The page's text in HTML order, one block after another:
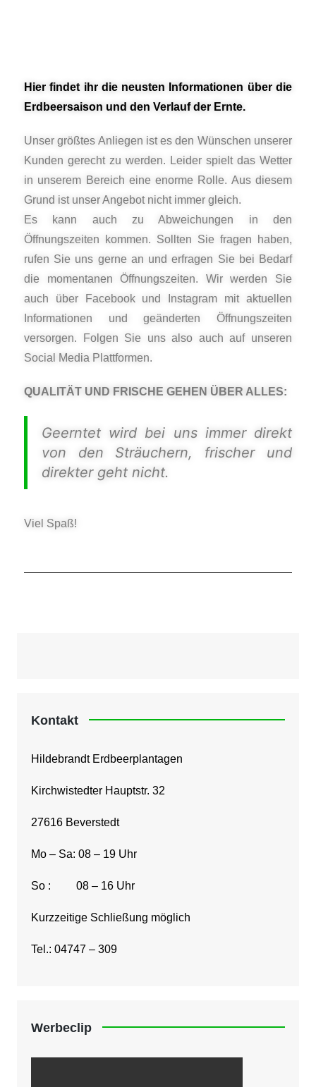
Hier findet ihr die neusten Informationen über die
Erdbeersaison und den Verlauf der Ernte.
Unser größtes Anliegen ist es den Wünschen unserer
Kunden gerecht zu werden. Leider spielt das Wetter
in unserem Bereich eine enorme Rolle. Aus diesem
Grund ist unser Angebot nicht immer gleich.
Es kann auch zu Abweichungen in den
Öffnungszeiten kommen. Sollten Sie fragen haben,
rufen Sie uns gerne an und erfragen Sie bei Bedarf
die momentanen Öffnungszeiten. Wir werden Sie
auch über Facebook und Instagram mit aktuellen
Informationen und geänderten Öffnungszeiten
versorgen. Folgen Sie uns also auch auf unseren
Social Media Plattformen.
QUALITÄT UND FRISCHE GEHEN ÜBER ALLES:
Geerntet wird bei uns immer direkt
von den Sträuchern, frischer und
direkter geht nicht.
Viel Spaß!
Kontakt
Hildebrandt Erdbeerplantagen
Kirchwistedter Hauptstr. 32
27616 Beverstedt
Mo – Sa: 08 – 19 Uhr
So : 08 – 16 Uhr
Kurzzeitige Schließung möglich
Tel.: 04747 – 309
Werbeclip